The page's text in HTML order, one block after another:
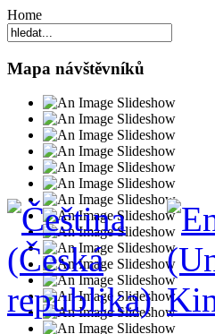
Home
Mapa návštěvníků